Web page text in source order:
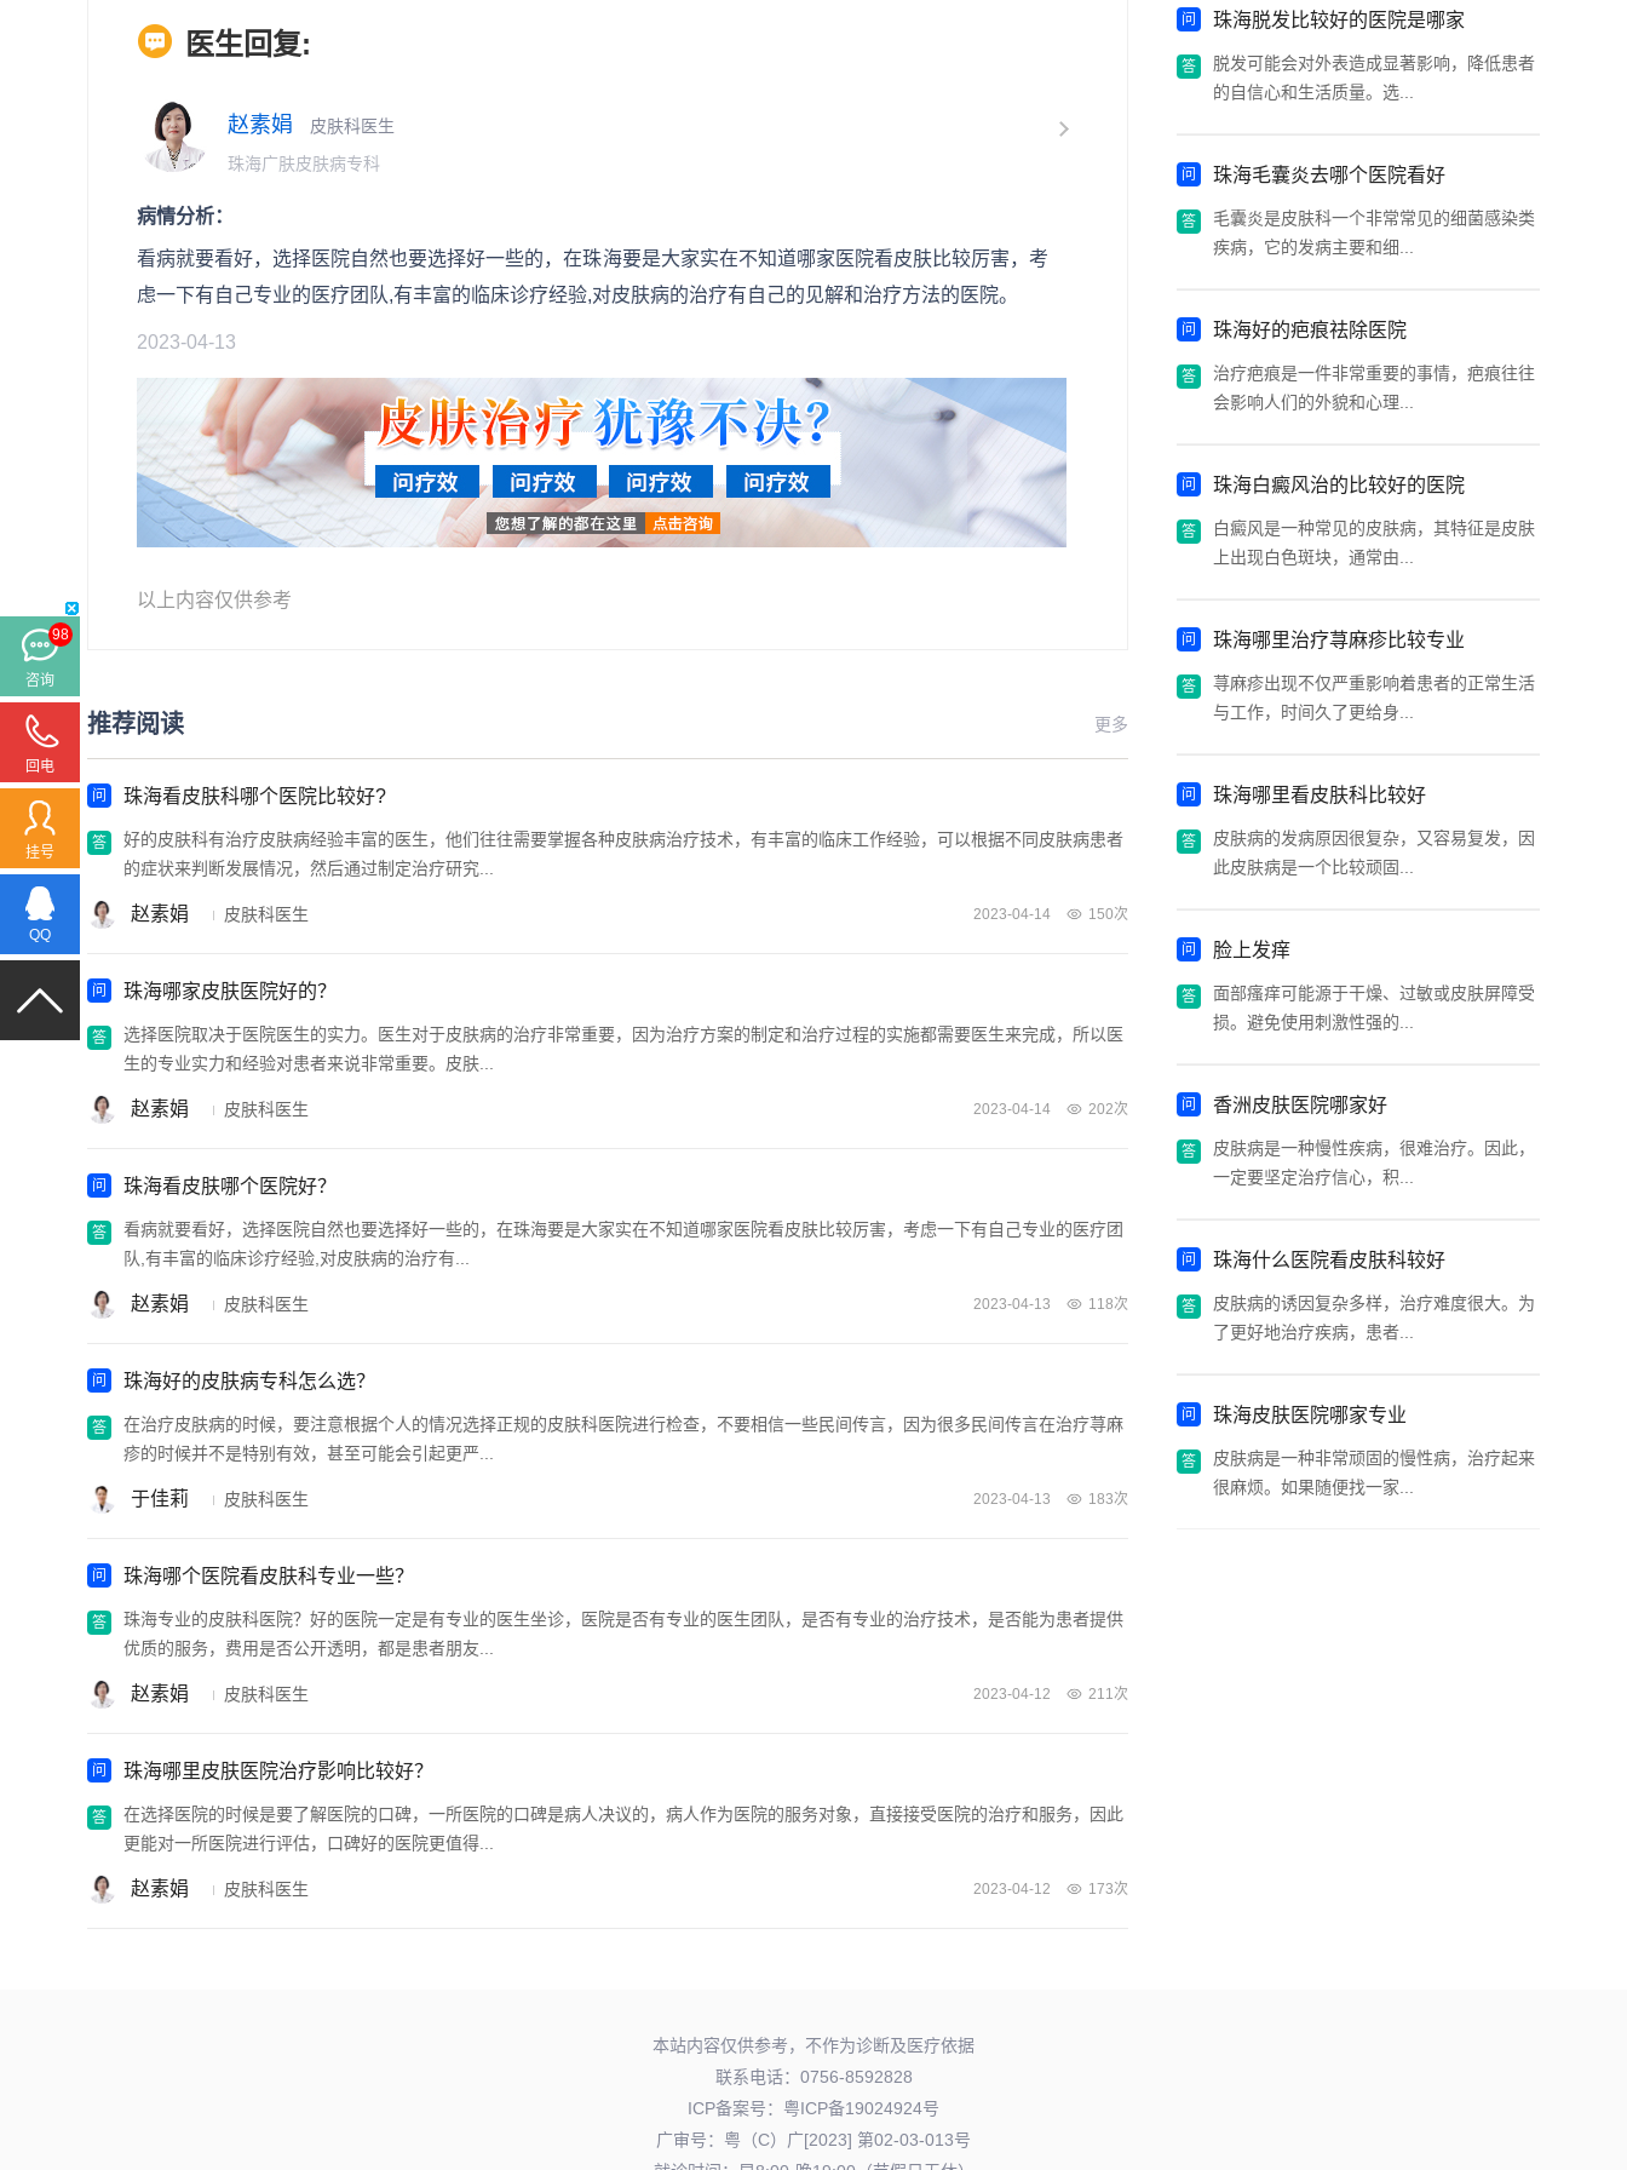
医生回复:
赵素娟
皮肤科医生
珠海广肤皮肤病专科
病情分析：
看病就要看好，选择医院自然也要选择好一些的，在珠海要是大家实在不知道哪家医院看皮肤比较厉害，考
虑一下有自己专业的医疗团队,有丰富的临床诊疗经验,对皮肤病的治疗有自己的见解和治疗方法的医院。
2023-04-13
以上内容仅供参考
推荐阅读 更多
珠海看皮肤科哪个医院比较好?
好的皮肤科有治疗皮肤病经验丰富的医生，他们往往需要掌握各种皮肤病治疗技术，有丰富的临床工作经验，可以根据不同皮肤病患者
的症状来判断发展情况，然后通过制定治疗研究...
赵素娟 皮肤科医生 2023-04-14 150次
珠海哪家皮肤医院好的？
选择医院取决于医院医生的实力。医生对于皮肤病的治疗非常重要，因为治疗方案的制定和治疗过程的实施都需要医生来完成，所以医
生的专业实力和经验对患者来说非常重要。皮肤...
赵素娟 皮肤科医生 2023-04-14 202次
珠海看皮肤哪个医院好？
看病就要看好，选择医院自然也要选择好一些的，在珠海要是大家实在不知道哪家医院看皮肤比较厉害，考虑一下有自己专业的医疗团
队,有丰富的临床诊疗经验,对皮肤病的治疗有...
赵素娟 皮肤科医生 2023-04-13 118次
珠海好的皮肤病专科怎么选？
在治疗皮肤病的时候，要注意根据个人的情况选择正规的皮肤科医院进行检查，不要相信一些民间传言，因为很多民间传言在治疗荨麻
疹的时候并不是特别有效，甚至可能会引起更严...
于佳莉 皮肤科医生 2023-04-13 183次
珠海哪个医院看皮肤科专业一些？
珠海专业的皮肤科医院？好的医院一定是有专业的医生坐诊，医院是否有专业的医生团队，是否有专业的治疗技术，是否能为患者提供
优质的服务，费用是否公开透明，都是患者朋友...
赵素娟 皮肤科医生 2023-04-12 211次
珠海哪里皮肤医院治疗影响比较好？
在选择医院的时候是要了解医院的口碑，一所医院的口碑是病人决议的，病人作为医院的服务对象，直接接受医院的治疗和服务，因此
更能对一所医院进行评估，口碑好的医院更值得...
赵素娟 皮肤科医生 2023-04-12 173次
珠海脱发比较好的医院是哪家
脱发可能会对外表造成显著影响，降低患者
的自信心和生活质量。选...
珠海毛囊炎去哪个医院看好
毛囊炎是皮肤科一个非常常见的细菌感染类
疾病，它的发病主要和细...
珠海好的疤痕祛除医院
治疗疤痕是一件非常重要的事情，疤痕往往
会影响人们的外貌和心理...
珠海白癜风治的比较好的医院
白癜风是一种常见的皮肤病，其特征是皮肤
上出现白色斑块，通常由...
珠海哪里治疗荨麻疹比较专业
荨麻疹出现不仅严重影响着患者的正常生活
与工作，时间久了更给身...
珠海哪里看皮肤科比较好
皮肤病的发病原因很复杂，又容易复发，因
此皮肤病是一个比较顽固...
脸上发痒
面部瘙痒可能源于干燥、过敏或皮肤屏障受
损。避免使用刺激性强的...
香洲皮肤医院哪家好
皮肤病是一种慢性疾病，很难治疗。因此，
一定要坚定治疗信心，积...
珠海什么医院看皮肤科较好
皮肤病的诱因复杂多样，治疗难度很大。为
了更好地治疗疾病，患者...
珠海皮肤医院哪家专业
皮肤病是一种非常顽固的慢性病，治疗起来
很麻烦。如果随便找一家...
本站内容仅供参考，不作为诊断及医疗依据
联系电话：0756-8592828
ICP备案号： 粤ICP备19024924号
广审号：粤（C）广[2023] 第02-03-013号
98
咨询
回电
挂号
QQ